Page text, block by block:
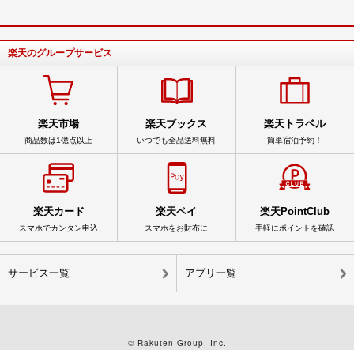
楽天のグループサービス
楽天市場
商品数は1億点以上
楽天ブックス
いつでも全品送料無料
楽天トラベル
簡単宿泊予約！
楽天カード
スマホでカンタン申込
楽天ペイ
スマホをお財布に
楽天PointClub
手軽にポイントを確認
サービス一覧 アプリ一覧
© Rakuten Group, Inc.